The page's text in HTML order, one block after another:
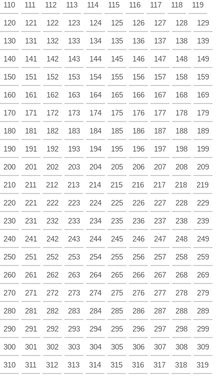
110 111 112 113 114 115 116 117 118 119
120 121 122 123 124 125 126 127 128 129
130 131 132 133 134 135 136 137 138 139
140 141 142 143 144 145 146 147 148 149
150 151 152 153 154 155 156 157 158 159
160 161 162 163 164 165 166 167 168 169
170 171 172 173 174 175 176 177 178 179
180 181 182 183 184 185 186 187 188 189
190 191 192 193 194 195 196 197 198 199
200 201 202 203 204 205 206 207 208 209
210 211 212 213 214 215 216 217 218 219
220 221 222 223 224 225 226 227 228 229
230 231 232 233 234 235 236 237 238 239
240 241 242 243 244 245 246 247 248 249
250 251 252 253 254 255 256 257 258 259
260 261 262 263 264 265 266 267 268 269
270 271 272 273 274 275 276 277 278 279
280 281 282 283 284 285 286 287 288 289
290 291 292 293 294 295 296 297 298 299
300 301 302 303 304 305 306 307 308 309
310 311 312 313 314 315 316 317 318 319